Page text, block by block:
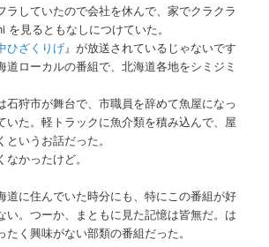
ラしていたので会社を休んで、家でクラクラ
を見るともなしにつけていた。
ひざくりげ』が放送されているじゃないです
道ローカルの番組で、北海道各地をシミジミ
石狩市が舞台で、市職員を辞めて魚屋になっ
いた。軽トラックに魚介類を積み込んで、屋
いうお話だった。
かったけど。
道に住んでいた時分にも、特にこの番組が好
い。つーか、まともに見た記憶は皆無だ。は
たく興味がない部類の番組だった。